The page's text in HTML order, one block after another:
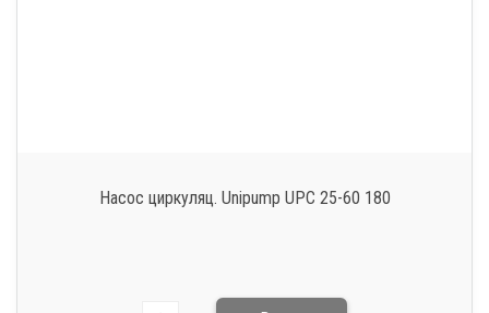
Насос циркуляц. Unipump UPC 25-60 180